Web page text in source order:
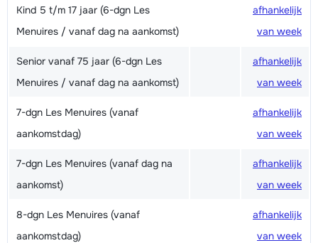
Kind 5 t/m 17 jaar (6-dgn Les
Menuires / vanaf dag na aankomst)
afhankelijk
van week
Senior vanaf 75 jaar (6-dgn Les
Menuires / vanaf dag na aankomst)
afhankelijk
van week
7-dgn Les Menuires (vanaf
aankomstdag)
afhankelijk
van week
7-dgn Les Menuires (vanaf dag na
aankomst)
afhankelijk
van week
8-dgn Les Menuires (vanaf
aankomstdag)
afhankelijk
van week